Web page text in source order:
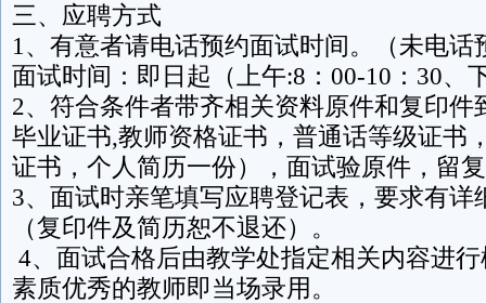
三、应聘方式
1、有意者请电话预约面试时间。（未电话
面试时间：即日起（上午:8：00-10：30、
2、符合条件者带齐相关资料原件和复印件
毕业证书,教师资格证书，普通话等级证书
证书，个人简历一份），面试验原件，留
3、面试时亲笔填写应聘登记表，要求有详
（复印件及简历恕不退还）。
4、面试合格后由教学处指定相关内容进
素质优秀的教师即当场录用。